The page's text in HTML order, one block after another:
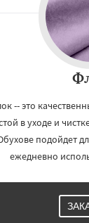
-- это
в уходе и
подойдет
ежедневно